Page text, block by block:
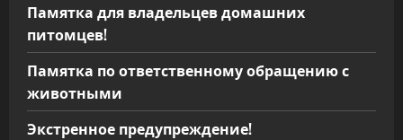
Памятка для владельцев домашних
питомцев!
Памятка по ответственному обращению с
животными
Экстренное предупреждение!